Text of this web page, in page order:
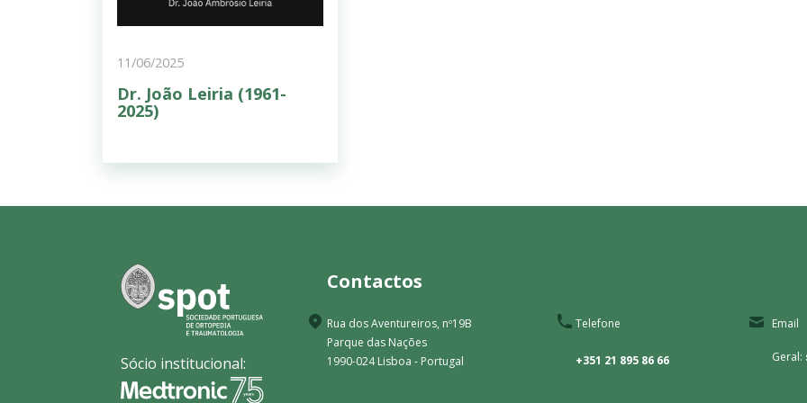
11/06/2025
Dr. João Leiria (1961-
2025)
Sócio institucional:
Contactos
Rua dos Aventureiros, nº19B
Parque das Nações
1990-024 Lisboa - Portugal
Telefone
+351 21 895 86 66
Email
Geral: